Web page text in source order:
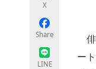
X
Share
LINE
俳
ー